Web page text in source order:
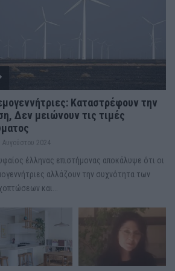
Καταστρέφουν την
Δεν μειώνουν τις τιμές
Αυγούστου 2024
έλληνας επιστήμονας αποκάλυψε ότι οι
αλλάζουν την συχνότητα των
και...